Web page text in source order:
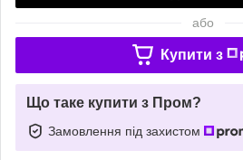
або
Купити з
Що таке купити з Пром?
Замовлення під захистом